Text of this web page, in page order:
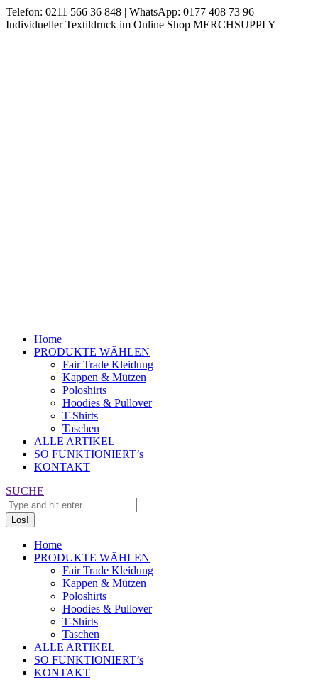
Zum
Inhalt
Telefon: 0211 566 36 848 | WhatsApp: 0177 408 73 96
Instagram
Individueller Textildruck im Online Shop MERCHSUPPLY
Home
PRODUKTE WÄHLEN
Fair Trade Kleidung
Kappen & Mützen
Poloshirts
Hoodies & Pullover
T-Shirts
Taschen
ALLE ARTIKEL
SO FUNKTIONIERT’s
KONTAKT
Search:
SUCHE
Home
PRODUKTE WÄHLEN
Fair Trade Kleidung
Kappen & Mützen
Poloshirts
Hoodies & Pullover
T-Shirts
Taschen
ALLE ARTIKEL
SO FUNKTIONIERT’s
KONTAKT